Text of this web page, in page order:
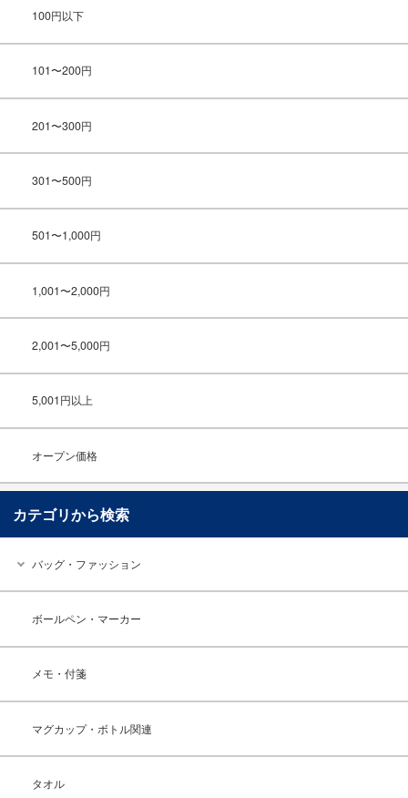
100円以下
101〜200円
201〜300円
301〜500円
501〜1,000円
1,001〜2,000円
2,001〜5,000円
5,001円以上
オープン価格
カテゴリから検索
バッグ・ファッション
ボールペン・マーカー
メモ・付箋
マグカップ・ボトル関連
タオル